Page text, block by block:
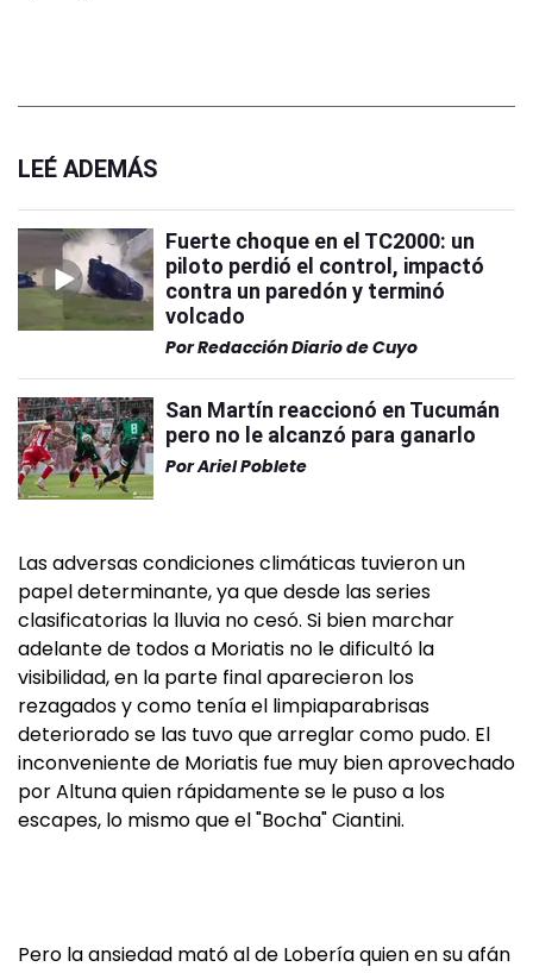
LEÉ ADEMÁS
Fuerte choque en el TC2000: un
piloto perdió el control, impactó
contra un paredón y terminó
volcado
PorRedacción Diario de Cuyo
San Martín reaccionó en Tucumán
pero no le alcanzó para ganarlo
PorAriel Poblete
Las adversas condiciones climáticas tuvieron un
papel determinante, ya que desde las series
clasificatorias la lluvia no cesó. Si bien marchar
adelante de todos a Moriatis no le dificultó la
visibilidad, en la parte final aparecieron los
rezagados y como tenía el limpiaparabrisas
deteriorado se las tuvo que arreglar como pudo. El
inconveniente de Moriatis fue muy bien aprovechado
por Altuna quien rápidamente se le puso a los
escapes, lo mismo que el "Bocha" Ciantini.
Pero la ansiedad mató al de Lobería quien en su afán